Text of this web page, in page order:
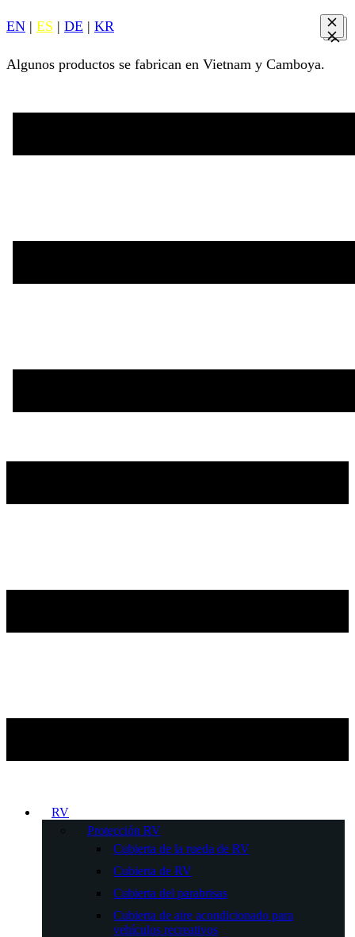
EN | ES | DE | KR
Algunos productos se fabrican en Vietnam y Camboya.
RV
Protección RV
Cubierta de la rueda de RV
Cubierta de RV
Cubierta del parabrisas
Cubierta de aire acondicionado para
vehículos recreativos